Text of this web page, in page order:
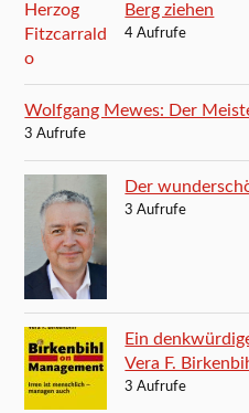
Berg ziehen
4 Aufrufe
Wolfgang Mewes: Der
3 Aufrufe
Der
3 Aufrufe
Ein
Vera F.
3 Aufrufe